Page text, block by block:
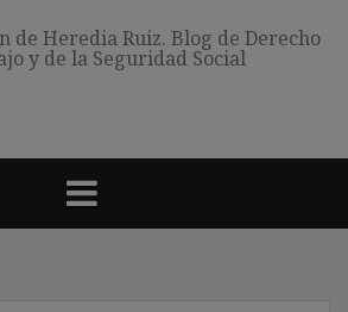
de Heredia Ruiz. Blog de Derecho
y de la Seguridad Social